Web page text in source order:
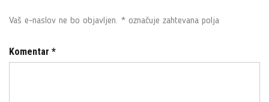
o
o
r
Vaš e-naslov ne bo objavljen. * označuje zahtevana polja
Komentar *